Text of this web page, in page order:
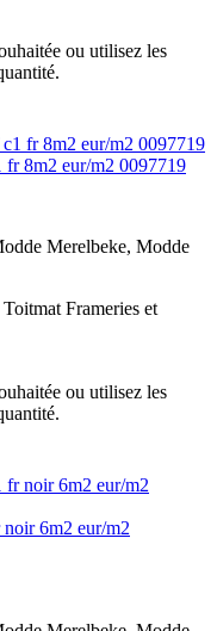
ou utilisez les
fr 8m2 eur/m2 0097719
Merelbeke, Modde
Toitmat Frameries et
ou utilisez les
6m2 eur/m2